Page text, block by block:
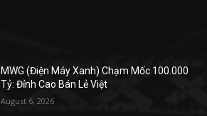
MWG (Điện Máy Xanh) Chạm Mốc 100.000
Tỷ: Đỉnh Cao Bán Lẻ Việt
August 6, 2026